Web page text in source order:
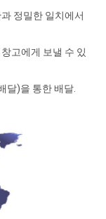
정밀한 일치에서
고에게 보낼 수 있
달)을 통한 배달.